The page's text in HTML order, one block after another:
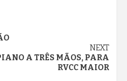
NEXT
A TRÊS MÃOS, PARA
RVCC MAIOR